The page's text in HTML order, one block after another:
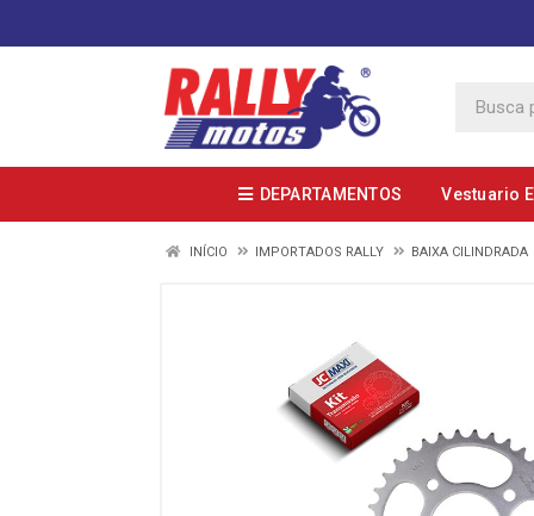
DEPARTAMENTOS Vestuario
INÍCIO IMPORTADOS RALLY BAIXA CILINDRADA